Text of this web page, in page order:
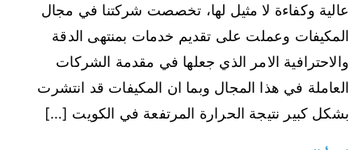
عالية وكفاءة لا مثيل لها، تخصصت شركتنا في مجال
المكيفات وعملت على تقديم خدمات بمنتهى الدقة
والاحترافية الامر الذي جعلها في مقدمة الشركات
العاملة في هذا المجال وبما ان المكيفات قد انتشرت
بشكل كبير نتيجة الحرارة المرتفعة في الكويت […]